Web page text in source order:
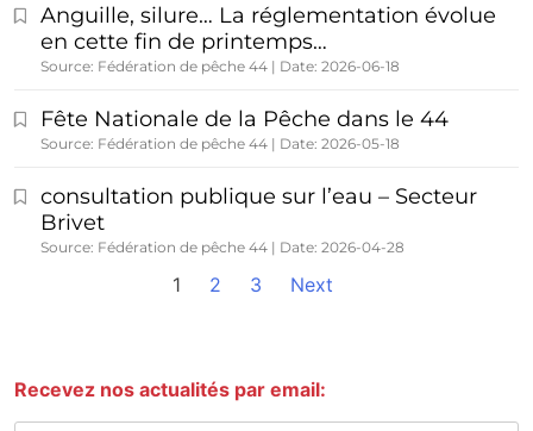
Anguille, silure… La réglementation évolue
en cette fin de printemps…
Source: Fédération de pêche 44 Date: 2026-06-18
Fête Nationale de la Pêche dans le 44
Source: Fédération de pêche 44 Date: 2026-05-18
consultation publique sur l’eau – Secteur
Brivet
Source: Fédération de pêche 44 Date: 2026-04-28
1 2 3 Next
Recevez nos actualités par email: